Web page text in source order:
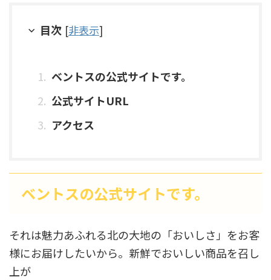
目次 [非表示]
ベントスの公式サイトです。
公式サイトURL
アクセス
ベントスの公式サイトです。
それは魅力あふれる北の大地の「おいしさ」をお客
様にお届けしたいから。新鮮でおいしい商品を召し
上が